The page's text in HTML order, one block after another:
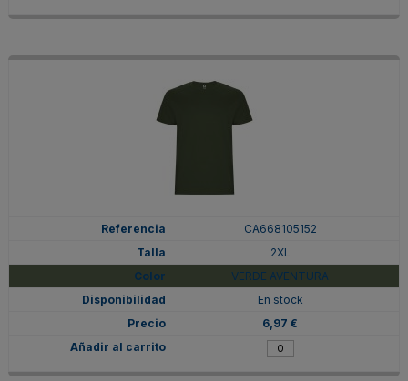
CA668105152
2XL
VERDE AVENTURA
En stock
6,97 €